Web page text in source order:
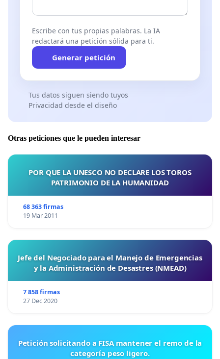
Escribe con tus propias palabras. La IA
redactará una petición sólida para ti.
Generar petición
Tus datos siguen siendo tuyos
Privacidad desde el diseño
Otras peticiones que le pueden interesar
POR QUE LA UNESCO NO DECLARE LOS TOROS
PATRIMONIO DE LA HUMANIDAD
68 363 firmas
19 Mar 2011
Jefe del Negociado para el Manejo de Emergencias
y la Administración de Desastres (NMEAD)
7 858 firmas
27 Dec 2020
Petición solicitando a FISA mantener el remo de la
categoría peso ligero.